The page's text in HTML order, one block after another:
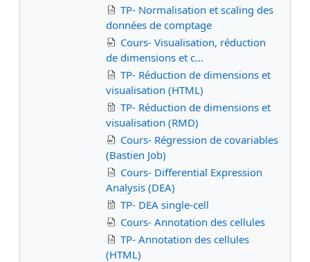
TP- Normalisation et scaling des
données de comptage
Cours- Visualisation, réduction
de dimensions et c...
TP- Réduction de dimensions et
visualisation (HTML)
TP- Réduction de dimensions et
visualisation (RMD)
Cours- Régression de covariables
(Bastien Job)
Cours- Differential Expression
Analysis (DEA)
TP- DEA single-cell
Cours- Annotation des cellules
TP- Annotation des cellules
(HTML)